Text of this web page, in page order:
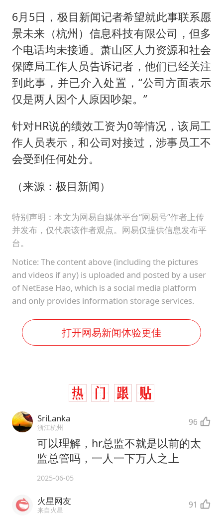
6月5日，极目新闻记者希望就此事联系愿
景未来（杭州）信息科技有限公司，但多
个电话均未接通。萧山区人力资源和社会
保障局工作人员告诉记者，他们已经关注
到此事，并已介入处置，“公司方面表示
仅是两人因个人原因吵架。”
针对HR说的绩效工资为0等情况，该局工
作人员表示，和公司对接过，涉事员工不
会受到任何处分。
（来源：极目新闻）
特别声明：本文为网易自媒体平台“网易号”作者上传
并发布，仅代表该作者观点。网易仅提供信息发布平
台。
Notice: The content above (including the pictures
and videos if any) is uploaded and posted by a user
of NetEase Hao, which is a social media platform
and only provides information storage services.
打开网易新闻体验更佳
SriLanka
浙江杭州 96
可以理解，hr总监不就是以前的太
监总管吗，一人一下万人之上
2025-06-05
火星网友
来自火星 91